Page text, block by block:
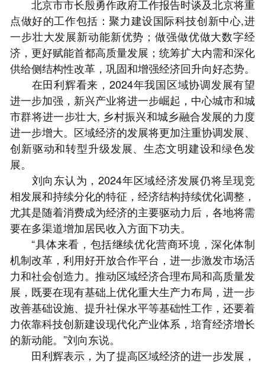
北京市市长殷勇作政府工作报告时谈及北京将重
点做好的工作包括：聚力建设国际科技创新中心,进
一步壮大发展新动能新优势；做强做优做大数字经
济，更好赋能首都高质量发展；统筹扩大内需和深化
供给侧结构性改革，巩固和增强经济回升向好态势。
在田利辉看来，2024年我国区域协调发展有望
进一步加强，新兴产业将进一步崛起，中心城市和城
市群将进一步壮大, 乡村振兴和城乡融合发展的力度
进一步增大。区域经济的发展将更加注重协调发展、
创新驱动和转型升级发展、生态文明建设和绿色发
展。
刘向东认为，2024年区域经济发展仍将呈现竞
相发展和持续分化的特征，经济结构持续优化调整，
尤其是随着消费成为经济的主要驱动力后，各地将需
要在多渠道增加居民收入方面下功夫。
“具体来看，包括继续优化营商环境，深化体制
机制改革，利用好开放合作平台，进一步激发市场活
力和社会创造力。推动区域经济合理布局和高质量发
展，既要在现有基础上优化重大生产力布局，进一步
改善基础设施、提升社保水平等基础性工作，还要着
力依靠科技创新建设现代化产业体系，培育经济增长
的新动能。”刘向东说。
田利辉表示，为了提高区域经济的进一步发展，